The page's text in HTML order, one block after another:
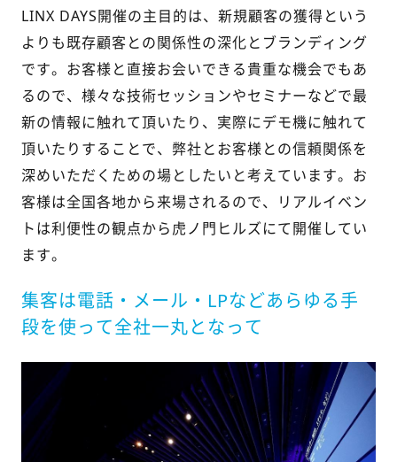
LINX DAYS開催の主目的は、新規顧客の獲得という
よりも既存顧客との関係性の深化とブランディング
です。お客様と直接お会いできる貴重な機会でもあ
るので、様々な技術セッションやセミナーなどで最
新の情報に触れて頂いたり、実際にデモ機に触れて
頂いたりすることで、弊社とお客様との信頼関係を
深めいただくための場としたいと考えています。お
客様は全国各地から来場されるので、リアルイベン
トは利便性の観点から虎ノ門ヒルズにて開催してい
ます。
集客は電話・メール・LPなどあらゆる手
段を使って全社一丸となって